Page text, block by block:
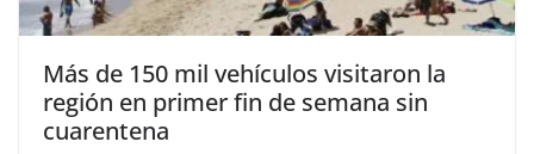
Más de 150 mil vehículos visitaron la
región en primer fin de semana sin
cuarentena